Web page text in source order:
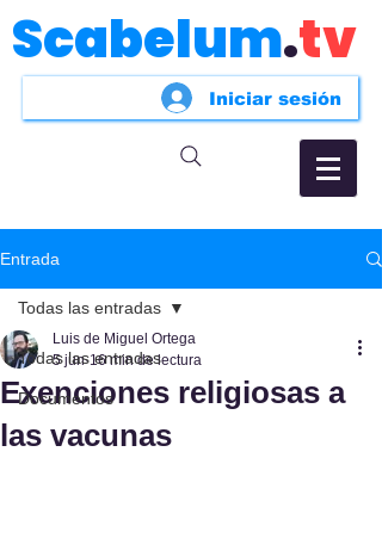
Scabelum.tv
Iniciar sesión
Entrada
Todas las entradas
Documentos
Todas las entradas
Exenciones religiosas a
las vacunas
Luis de Miguel Ortega
5 jun 16 min de lectura